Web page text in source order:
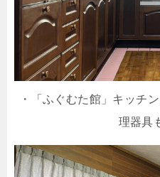
・「ふぐむた館」キッチ
理器具